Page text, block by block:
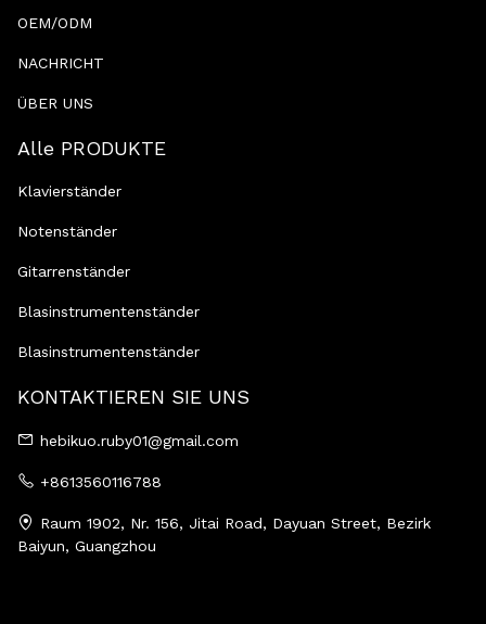
OEM/ODM
NACHRICHT
ÜBER UNS
Alle PRODUKTE
Klavierständer
Notenständer
Gitarrenständer
Blasinstrumentenständer
Blasinstrumentenständer
KONTAKTIEREN SIE UNS
hebikuo.ruby01@gmail.com
+8613560116788
Raum 1902, Nr. 156, Jitai Road, Dayuan Street, Bezirk
Baiyun, Guangzhou